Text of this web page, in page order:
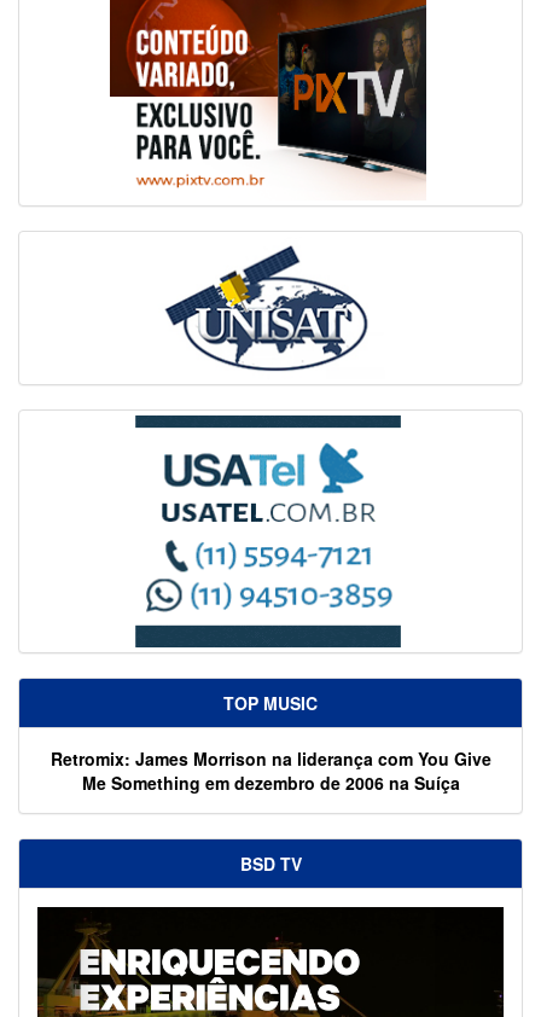
TOP MUSIC
Retromix: James Morrison na liderança com You Give
Me Something em dezembro de 2006 na Suíça
BSD TV